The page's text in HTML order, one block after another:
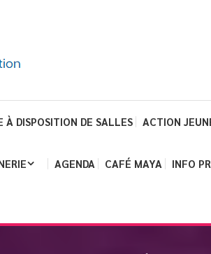
À DISPOSITION DE SALLES ACTION
AGENDA CAFÉ MAYA INFO